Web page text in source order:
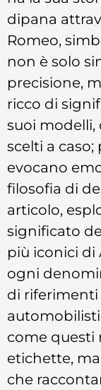
dipana
Romeo,
non è solo
precisione,
ricco di
suoi modelli,
scelti a
evocano
filosofia di
articolo,
significato
più iconici di
ogni
di riferimenti
come questi
etichette,
che